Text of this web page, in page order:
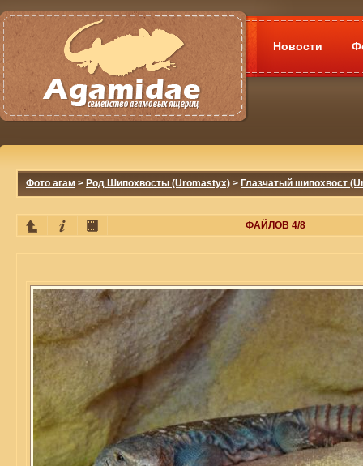
Новости
Фото агам > Род Шипохвосты (Uromastyx) > Глазчатый шипохвост
ФАЙЛОВ 4/8